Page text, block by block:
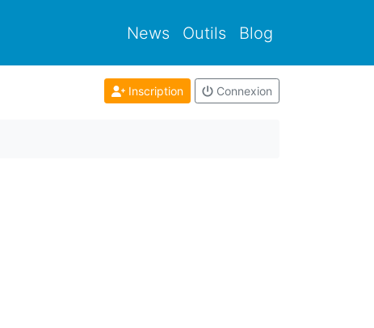
News Outils Blog
Inscription Connexion